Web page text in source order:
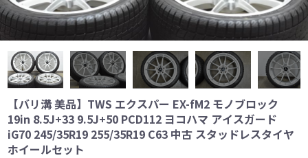
【バリ溝 美品】TWS エクスパー EX-fM2 モノブロック
19in 8.5J+33 9.5J+50 PCD112 ヨコハマ アイスガード
iG70 245/35R19 255/35R19 C63 中古 スタッドレスタイヤ
ホイールセット